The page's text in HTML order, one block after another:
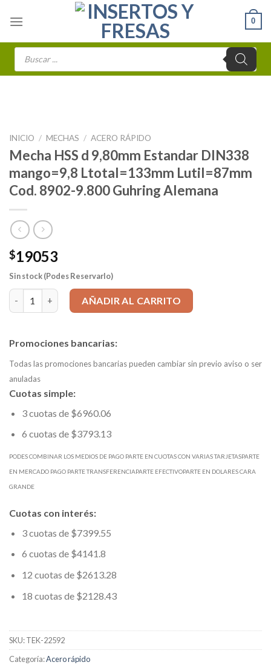
0
Búsqueda
INICIO / MECHAS / ACERO RÁPIDO
Mecha HSS d 9,80mm Estandar DIN338
mango=9,8 Ltotal=133mm Lutil=87mm
Cod. 8902-9.800 Guhring Alemana
$19053
Sin stock (Podes Reservarlo)
Mecha HSS d 9,80mm Estandar DIN338 mango=9,8
AÑADIR AL CARRITO
Promociones bancarias:
Todas las promociones bancarias pueden cambiar sin previo aviso o ser
anuladas
Cuotas simple:
3 cuotas de $6960.06
6 cuotas de $3793.13
PODES COMBINAR LOS MEDIOS DE PAGO PARTE EN CUOTAS CON VARIAS TARJETASPARTE
EN MERCADO PAGO PARTE TRANSFERENCIAPARTE EFECTIVOPARTE EN DOLARES CARA
GRANDE
Cuotas con interés:
3 cuotas de $7399.55
6 cuotas de $4141.8
12 cuotas de $2613.28
18 cuotas de $2128.43
SKU:TEK-22592
Categoría:Acero rápido